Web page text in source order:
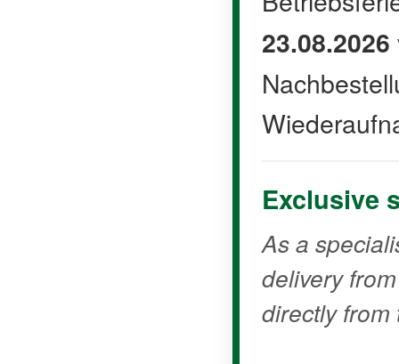
23.08.2026
Exclusive
As a
delivery
directly